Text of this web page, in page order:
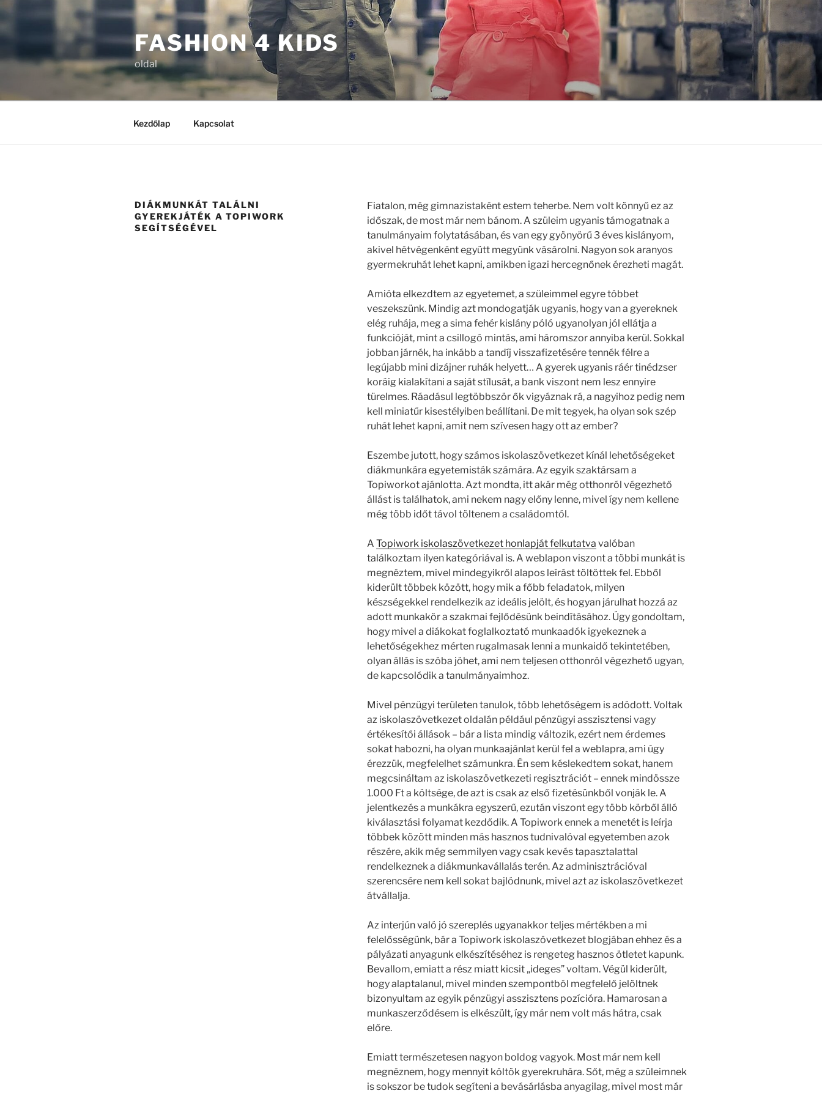
FASHION 4 KIDS
oldal
Kezdőlap Kapcsolat
DIÁKMUNKÁT TALÁLNI
GYEREKJÁTÉK A TOPIWORK
SEGÍTSÉGÉVEL
Fiatalon, még gimnazistaként estem teherbe. Nem volt könnyű ez az
időszak, de most már nem bánom. A szüleim ugyanis támogatnak a
tanulmányaim folytatásában, és van egy gyönyörű 3 éves kislányom,
akivel hétvégenként együtt megyünk vásárolni. Nagyon sok aranyos
gyermekruhát lehet kapni, amikben igazi hercegnőnek érezheti magát.
Amióta elkezdtem az egyetemet, a szüleimmel egyre többet
veszekszünk. Mindig azt mondogatják ugyanis, hogy van a gyereknek
elég ruhája, meg a sima fehér kislány póló ugyanolyan jól ellátja a
funkcióját, mint a csillogó mintás, ami háromszor annyiba kerül. Sokkal
jobban járnék, ha inkább a tandíj visszafizetésére tennék félre a
legújabb mini dizájner ruhák helyett… A gyerek ugyanis ráér tinédzser
koráig kialakítani a saját stílusát, a bank viszont nem lesz ennyire
türelmes. Ráadásul legtöbbször ők vigyáznak rá, a nagyihoz pedig nem
kell miniatűr kisestélyiben beállítani. De mit tegyek, ha olyan sok szép
ruhát lehet kapni, amit nem szívesen hagy ott az ember?
Eszembe jutott, hogy számos iskolaszövetkezet kínál lehetőségeket
diákmunkára egyetemisták számára. Az egyik szaktársam a
Topiworkot ajánlotta. Azt mondta, itt akár még otthonról végezhető
állást is találhatok, ami nekem nagy előny lenne, mivel így nem kellene
még több időt távol töltenem a családomtól.
A Topiwork iskolaszövetkezet honlapját felkutatva valóban
találkoztam ilyen kategóriával is. A weblapon viszont a többi munkát is
megnéztem, mivel mindegyikről alapos leírást töltöttek fel. Ebből
kiderült többek között, hogy mik a főbb feladatok, milyen
készségekkel rendelkezik az ideális jelölt, és hogyan járulhat hozzá az
adott munkakör a szakmai fejlődésünk beindításához. Úgy gondoltam,
hogy mivel a diákokat foglalkoztató munkaadók igyekeznek a
lehetőségekhez mérten rugalmasak lenni a munkaidő tekintetében,
olyan állás is szóba jöhet, ami nem teljesen otthonról végezhető ugyan,
de kapcsolódik a tanulmányaimhoz.
Mivel pénzügyi területen tanulok, több lehetőségem is adódott. Voltak
az iskolaszövetkezet oldalán például pénzügyi asszisztensi vagy
értékesítői állások – bár a lista mindig változik, ezért nem érdemes
sokat habozni, ha olyan munkaajánlat kerül fel a weblapra, ami úgy
érezzük, megfelelhet számunkra. Én sem késlekedtem sokat, hanem
megcsináltam az iskolaszövetkezeti regisztrációt – ennek mindössze
1.000 Ft a költsége, de azt is csak az első fizetésünkből vonják le. A
jelentkezés a munkákra egyszerű, ezután viszont egy több körből álló
kiválasztási folyamat kezdődik. A Topiwork ennek a menetét is leírja
többek között minden más hasznos tudnivalóval egyetemben azok
részére, akik még semmilyen vagy csak kevés tapasztalattal
rendelkeznek a diákmunkavállalás terén. Az adminisztrációval
szerencsére nem kell sokat bajlódnunk, mivel azt az iskolaszövetkezet
átvállalja.
Az interjún való jó szereplés ugyanakkor teljes mértékben a mi
felelősségünk, bár a Topiwork iskolaszövetkezet blogjában ehhez és a
pályázati anyagunk elkészítéséhez is rengeteg hasznos ötletet kapunk.
Bevallom, emiatt a rész miatt kicsit „ideges” voltam. Végül kiderült,
hogy alaptalanul, mivel minden szempontból megfelelő jelöltnek
bizonyultam az egyik pénzügyi asszisztens pozícióra. Hamarosan a
munkaszerződésem is elkészült, így már nem volt más hátra, csak
előre.
Emiatt természetesen nagyon boldog vagyok. Most már nem kell
megnéznem, hogy mennyit költök gyerekruhára. Sőt, még a szüleimnek
is sokszor be tudok segíteni a bevásárlásba anyagilag, mivel most már